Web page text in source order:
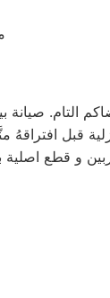
صيانة
منَّا! ستحتاجون
و قطع